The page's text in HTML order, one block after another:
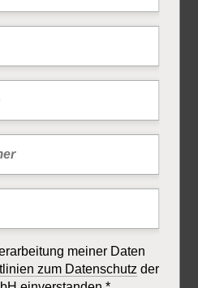
meiner Daten
zum Datenschutz der